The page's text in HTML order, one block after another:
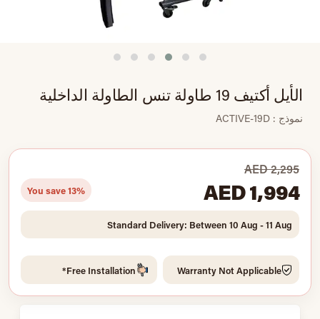
الأيل أكتيف 19 طاولة تنس الطاولة الداخلية
نموذج : ACTIVE-19D
AED 2,295
AED 1,994
You save 13%
Standard Delivery: Between 10 Aug - 11 Aug
Warranty Not Applicable
Free Installation*